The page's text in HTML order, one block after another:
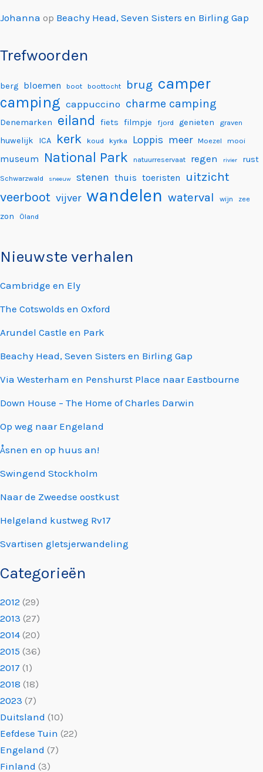
Johanna op Beachy Head, Seven Sisters en Birling Gap
Trefwoorden
berg bloemen boot boottocht brug camper
camping cappuccino charme camping
Denemarken eiland fiets filmpje fjord genieten graven
huwelijk ICA kerk koud kyrka Loppis meer Moezel mooi
museum National Park natuurreservaat regen rivier rust
Schwarzwald sneeuw stenen thuis toeristen uitzicht
veerboot vijver wandelen waterval wijn zee
zon Öland
Nieuwste verhalen
Cambridge en Ely
The Cotswolds en Oxford
Arundel Castle en Park
Beachy Head, Seven Sisters en Birling Gap
Via Westerham en Penshurst Place naar Eastbourne
Down House – The Home of Charles Darwin
Op weg naar Engeland
Åsnen en op huus an!
Swingend Stockholm
Naar de Zweedse oostkust
Helgeland kustweg Rv17
Svartisen gletsjerwandeling
Categorieën
2012 (29)
2013 (27)
2014 (20)
2015 (36)
2017 (1)
2018 (18)
2023 (7)
Duitsland (10)
Eefdese Tuin (22)
Engeland (7)
Finland (3)